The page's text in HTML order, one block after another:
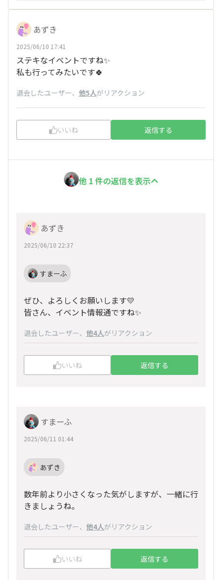
あずき
2025/06/10 17:41
ステキなイベントですね✨
私も行ってみたいです🍀
退会したユーザー、 他5人がリアクション
いいね 返信する
他 1 件の返信を表示
あずき
2025/06/10 22:37
すまーふ
ぜひ、よろしくお願いします💛
皆さん、イベント情報通ですね✨
退会したユーザー、 他4人がリアクション
いいね 返信する
すまーふ
2025/06/11 01:44
あずき
数年前より小さくなった気がしますが、一緒に行
きましょうね。
退会したユーザー、 他4人がリアクション
いいね 返信する